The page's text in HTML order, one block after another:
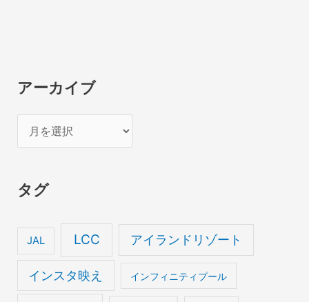
アーカイブ
ー
イ
タグ
JAL LCC アイランドリゾート
インスタ映え インフィニティプール